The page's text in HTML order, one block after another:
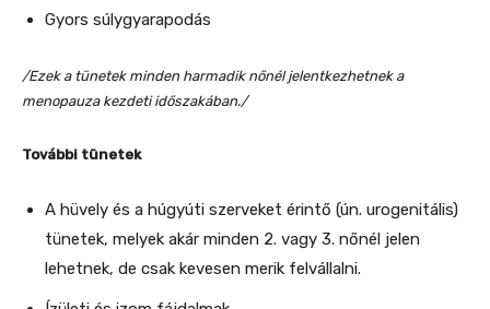
Gyors súlygyarapodás
/Ezek a tünetek minden harmadik nőnél jelentkezhetnek a
menopauza kezdeti időszakában./
További tünetek
A hüvely és a húgyúti szerveket érintő (ún. urogenitális)
tünetek, melyek akár minden 2. vagy 3. nőnél jelen
lehetnek, de csak kevesen merik felvállalni.